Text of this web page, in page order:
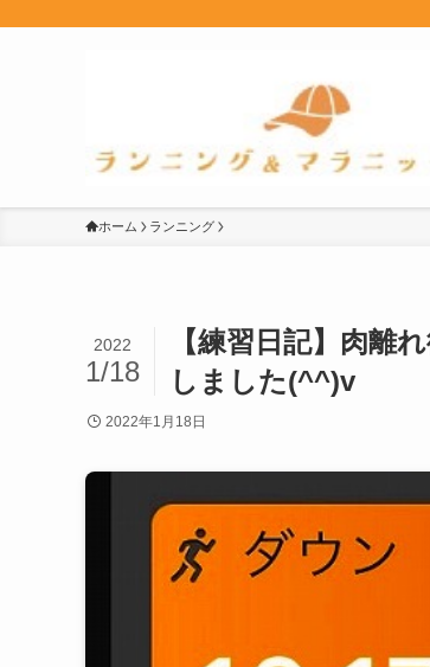
ホーム ランニング
【練習日記】肉離
しました(^^)v
2022
1/18
2022年1月18日